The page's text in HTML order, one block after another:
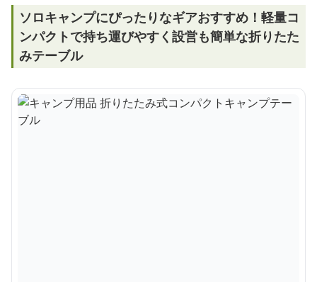
ソロキャンプにぴったりなギアおすすめ！軽量コ
ンパクトで持ち運びやすく設営も簡単な折りたた
みテーブル